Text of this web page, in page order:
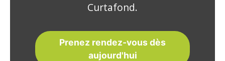
Curtafond.
Prenez rendez-vous dès
aujourd'hui